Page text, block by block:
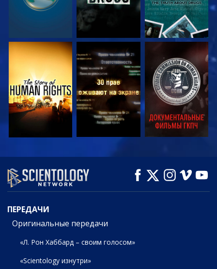
СМОТРЕТЬ СМОТРЕТЬ СМОТРЕТЬ
СМОТРЕТЬ СМОТРЕТЬ
СМОТРЕТЬ
ПЕРЕДАЧИ
ПЕРЕДАЧИ
Оригинальные передачи
«Л. Рон Хаббард – своим голосом»
«Scientology изнутри»